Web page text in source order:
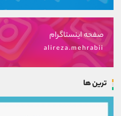
صفحه اینستاگرام
alireza.mehrabii
ترین ها